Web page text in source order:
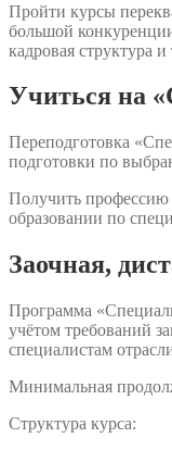
Пройти курсы
большой
кадровая структура
Учиться на
Переподготовка
подготовки по
Получить профессию
образовании по
Заочная,
Программа
учётом требований
специалистам
Минимальная
Структура курса: